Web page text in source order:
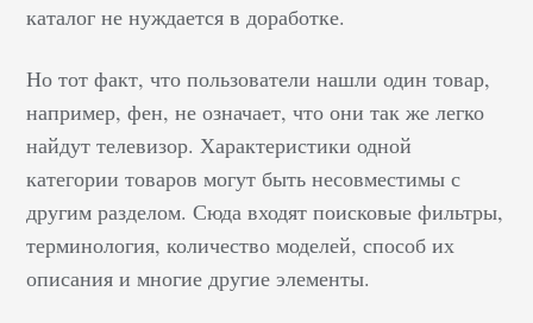
каталог не нуждается в доработке.
Но тот факт, что пользователи нашли один товар,
например, фен, не означает, что они так же легко
найдут телевизор. Характеристики одной
категории товаров могут быть несовместимы с
другим разделом. Сюда входят поисковые фильтры,
терминология, количество моделей, способ их
описания и многие другие элементы.